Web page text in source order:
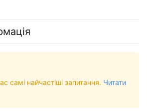
самі найчастіші запитання. Читати